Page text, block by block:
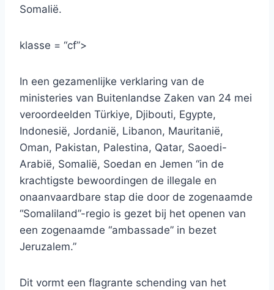
Somalië.
klasse = “cf”>
In een gezamenlijke verklaring van de
ministeries van Buitenlandse Zaken van 24 mei
veroordeelden Türkiye, Djibouti, Egypte,
Indonesië, Jordanië, Libanon, Mauritanië,
Oman, Pakistan, Palestina, Qatar, Saoedi-
Arabië, Somalië, Soedan en Jemen “in de
krachtigste bewoordingen de illegale en
onaanvaardbare stap die door de zogenaamde
“Somaliland”-regio is gezet bij het openen van
een zogenaamde “ambassade” in bezet
Jeruzalem.”
Dit vormt een flagrante schending van het